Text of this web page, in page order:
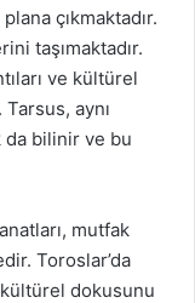
çıkmaktadır.
taşımaktadır.
ve kültürel
aynı
da bilinir ve bu
mutfak
Toroslar’da
dokusunu